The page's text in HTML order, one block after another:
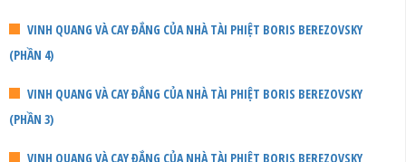
VINH QUANG VÀ CAY ĐẮNG CỦA NHÀ TÀI PHIỆT BORIS BEREZOVSKY
(PHẦN 4)
VINH QUANG VÀ CAY ĐẮNG CỦA NHÀ TÀI PHIỆT BORIS BEREZOVSKY
(PHẦN 3)
VINH QUANG VÀ CAY ĐẮNG CỦA NHÀ TÀI PHIỆT BORIS BEREZOVSKY